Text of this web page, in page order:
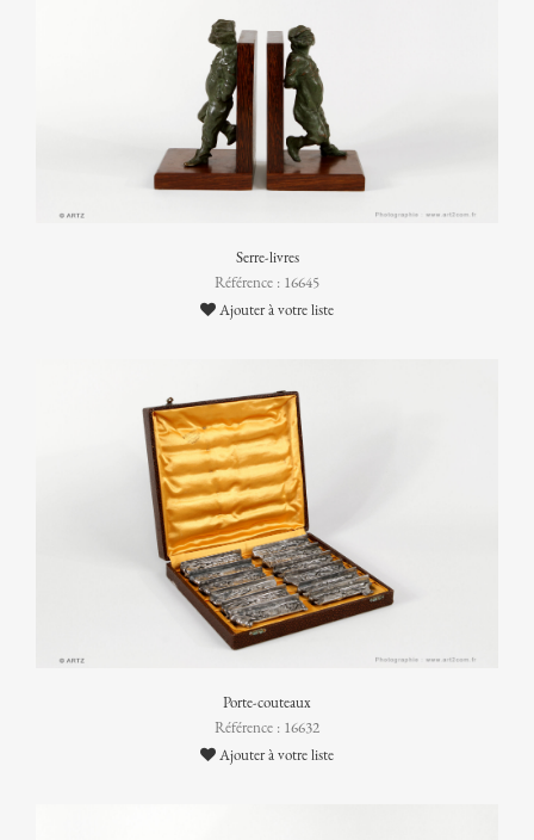
Serre-livres
Référence : 16645
Ajouter à votre liste
Porte-couteaux
Référence : 16632
Ajouter à votre liste